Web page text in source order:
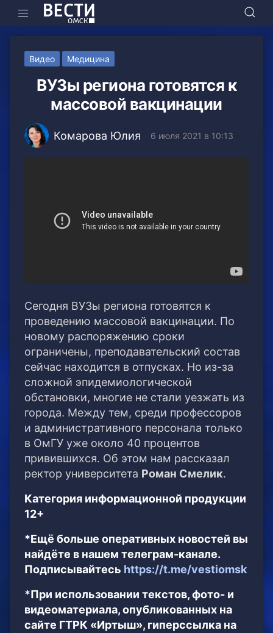
Видео Медицина
ВУЗы региона готовятся к
массовой вакцинации
Комарова Юлия 6 июля 2021 в 10:13
Сегодня ВУЗы региона готовятся к
проведению массовой вакцинации. По
новому распоряжению сроки
ограничены, преподавательский состав
сейчас находится в отпусках. Но из-за
сложной эпидемиологической
обстановки, многие не стали уезжать из
города. Между тем, среди профессоров
и административного персонала только
в ОмГУ уже около 40 процентов
привившихся. Об этом нам рассказал
ректор университета Роман Смелик.
Категория информационной продукции
12+
*Ещё больше оперативных новостей вы
найдёте в нашем телеграм-канале.
Подписывайтесь https://t.me/vestiomsk
*При использовании текстов, фото- и
видеоматериала, опубликованных на
сайте ГТРК «Иртыш», гиперссылка на